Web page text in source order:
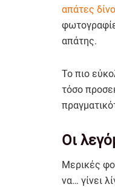
απάτες
απάτης.
Το πιο
τόσο
Οι
Μερικές
να… γίνει